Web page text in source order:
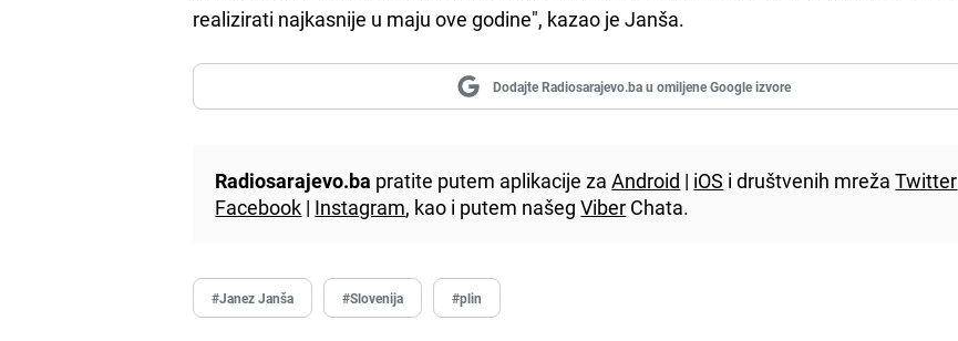
realizirati najkasnije u maju ove godine", kazao je Janša.
Dodajte Radiosarajevo.ba u omiljene Google izvore
Radiosarajevo.ba pratite putem aplikacije zaAndroid | iOS i društvenih mrežaTwitter
Facebook | Instagram, kao i putem našegViber Chata.
#Janez Janša #Slovenija #plin